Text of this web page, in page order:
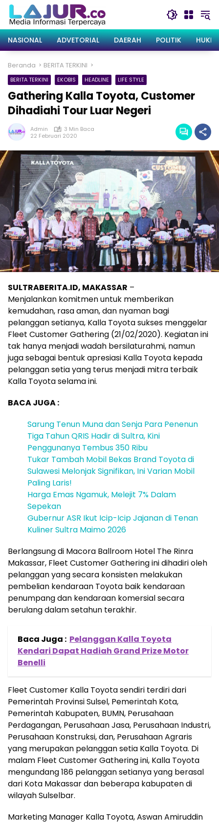
Langsung
konten
NASIONAL
ADVETORIAL DAERAH POLITIK
Beranda BERITA TERKINI
BERITA TERKINI EKOBIS HEADLINE LIFE STYLE
Gathering Kalla Toyota, Customer
Dihadiahi Tour Luar Negeri
Admin
3 Min Baca
22 Februari 2020
SULTRABERITA.ID, MAKASSAR –
Menjalankan komitmen untuk memberikan
kemudahan, rasa aman, dan nyaman bagi
pelanggan setianya, Kalla Toyota sukses menggelar
Fleet Customer Gathering (21/02/2020). Kegiatan ini
tak hanya menjadi wadah bersilaturahmi, namun
juga sebagai bentuk apresiasi Kalla Toyota kepada
pelanggan setia yang terus menjadi mitra terbaik
Kalla Toyota selama ini.
BACA JUGA :
Sarung Tenun Muna dan Senja Para Penenun
Tiga Tahun QRIS Hadir di Sultra, Kini
Penggunanya Tembus 350 Ribu
Tukar Tambah Mobil Bekas Brand Toyota di
Sulawesi Melonjak Signifikan, Ini Varian Mobil
Paling Laris!
Harga Emas Ngamuk, Melejit 7% Dalam
Sepekan
Gubernur ASR Ikut Icip-Icip Jajanan di Tenan
Kuliner Sultra Maimo 2026
Berlangsung di Macora Ballroom Hotel The Rinra
Makassar, Fleet Customer Gathering ini dihadiri oleh
pelanggan yang secara konsisten melakukan
pembelian kendaraan Toyota baik kendaraan
penumpang dan kendaraan komersial secara
berulang dalam setahun terakhir.
Baca Juga : Pelanggan Kalla Toyota
Kendari Dapat Hadiah Grand Prize Motor
Benelli
Fleet Customer Kalla Toyota sendiri terdiri dari
Pemerintah Provinsi Sulsel, Pemerintah Kota,
Pemerintah Kabupaten, BUMN, Perusahaan
Perdagangan, Perusahaan Jasa, Perusahaan Industri,
Perusahaan Konstruksi, dan, Perusahaan Agraris
yang merupakan pelanggan setia Kalla Toyota. Di
malam Fleet Customer Gathering ini, Kalla Toyota
mengundang 186 pelanggan setianya yang berasal
dari Kota Makassar dan beberapa kabupaten di
wilayah Sulselbar.
Marketing Manager Kalla Toyota, Aswan Amiruddin